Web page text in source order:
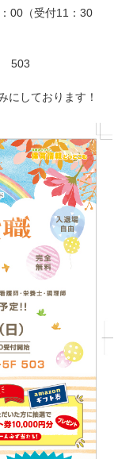
00（受付11：30
503
にしております！